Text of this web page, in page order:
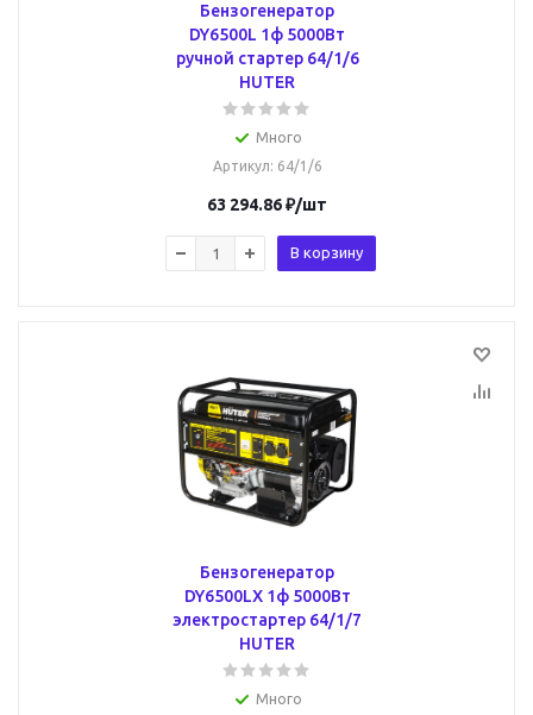
Бензогенератор
DY6500L 1ф 5000Вт
ручной стартер 64/1/6
HUTER
Много
Артикул: 64/1/6
63 294.86₽/шт
В корзину
Бензогенератор
DY6500LX 1ф 5000Вт
электростартер 64/1/7
HUTER
Много